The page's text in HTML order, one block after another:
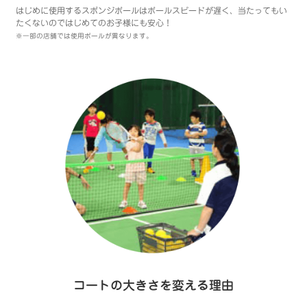
はじめに使用するスポンジボールはボールスピードが遅く、当たってもい
たくないのではじめてのお子様にも安心！
※一部の店舗では使用ボールが異なります。
コートの大きさを変える理由